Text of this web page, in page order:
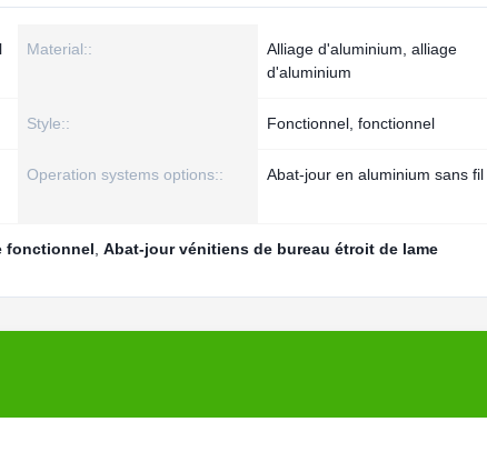
Material::
Alliage d'aluminium, alliage
d'aluminium
Style:: Fonctionnel, fonctionnel
Operation systems options:: Abat-jour en aluminium sans fil
fonctionnel Abat-jour vénitiens de bureau étroit de lame